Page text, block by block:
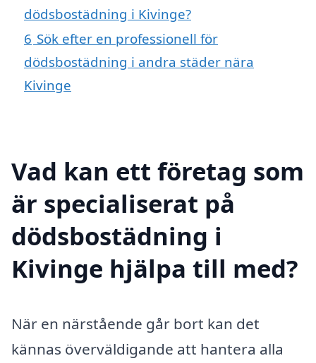
dödsbostädning i Kivinge?
6 Sök efter en professionell för
dödsbostädning i andra städer nära
Kivinge
Vad kan ett företag som
är specialiserat på
dödsbostädning i
Kivinge hjälpa till med?
När en närstående går bort kan det
kännas överväldigande att hantera alla